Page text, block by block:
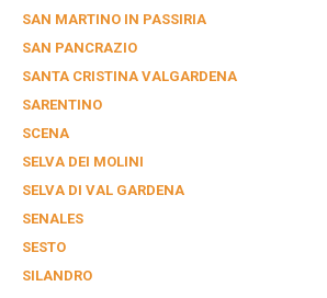
SAN MARTINO IN PASSIRIA
SAN PANCRAZIO
SANTA CRISTINA VALGARDENA
SARENTINO
SCENA
SELVA DEI MOLINI
SELVA DI VAL GARDENA
SENALES
SESTO
SILANDRO